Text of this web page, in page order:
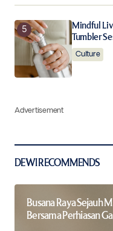
Mindful
Tumbler
Culture
Advertisement
DEWI RECOMMENDS
Busana Raya Sejauh
Bersama Perhiasan